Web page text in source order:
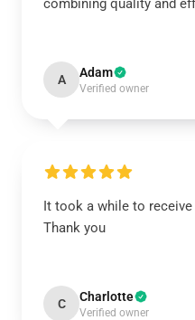
combining quality and
A Adam
Verified owner
It took a while to
Thank you
C Charlotte
Verified owner